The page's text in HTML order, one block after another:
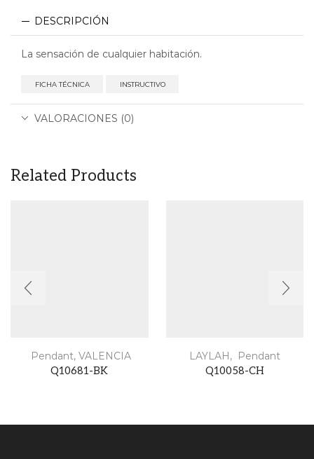
DESCRIPCIÓN
La sensación de cualquier habitación.
FICHA TÉCNICA INSTRUCTIVO
VALORACIONES (0)
Related Products
Pendant, VALENCIA
Q10681-BK
LAYLAH , Pendant
Q10058-CH